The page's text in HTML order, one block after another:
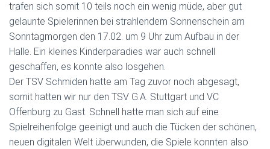
trafen sich somit 10 teils noch ein wenig müde, aber gut
gelaunte Spielerinnen bei strahlendem Sonnenschein am
Sonntagmorgen den 17.02. um 9 Uhr zum Aufbau in der
Halle. Ein kleines Kinderparadies war auch schnell
geschaffen, es konnte also losgehen.
Der TSV Schmiden hatte am Tag zuvor noch abgesagt,
somit hatten wir nur den TSV G.A. Stuttgart und VC
Offenburg zu Gast. Schnell hatte man sich auf eine
Spielreihenfolge geeinigt und auch die Tücken der schönen,
neuen digitalen Welt überwunden, die Spiele konnten also